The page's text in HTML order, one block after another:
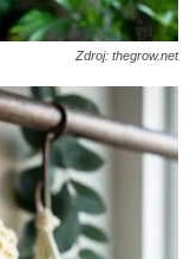
Zdroj: thegrow.net